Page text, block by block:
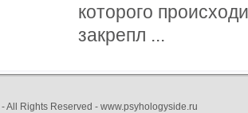
которого
закрепл ...
All Rights Reserved - www.psyhologyside.ru